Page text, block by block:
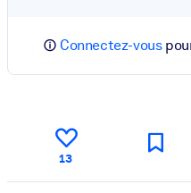
Connectez-vous
13